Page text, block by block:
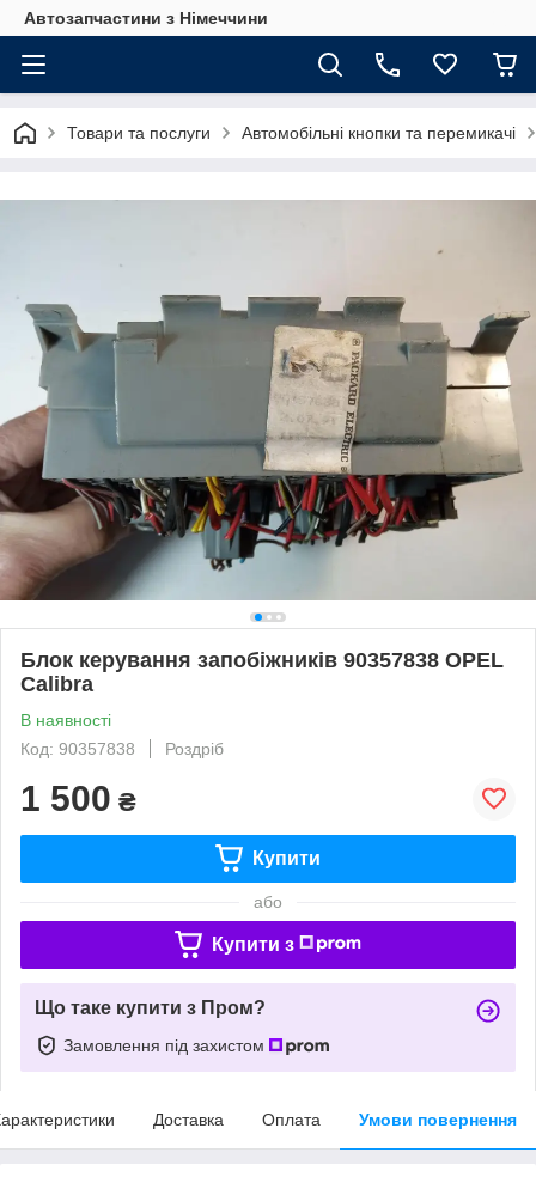
Автозапчастини з Німеччини
Товари та послуги Автомобільні кнопки та перемикачі
Блок керування запобіжників 90357838 OPEL
Calibra
В наявності
Код: 90357838
Роздріб
1 500 ₴
Купити
або
Купити з
Що таке купити з Пром?
Замовлення під захистом
Доставка Оплата Умови повернення